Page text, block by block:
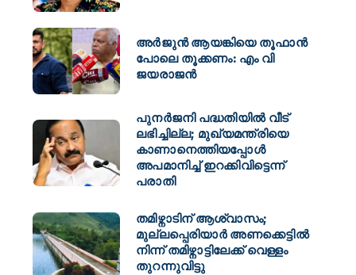
അർജുൻ ആയങ്കിയെ തൂഫാൻ
പോലെ തൂക്കണം: എം വി
ജയരാജൻ
പുനർജനി പദ്ധതിയിൽ വീട്
ലഭിച്ചില്ല; മുഖ്യമന്ത്രിയെ
കാണാനെത്തിയപ്പോൾ
അപമാനിച്ച് ഇറക്കിവിട്ടെന്ന്
പരാതി
തമിഴ്നാടിന് ആശ്വാസം;
മുല്ലപ്പെരിയാർ അണക്കെട്ടിൽ
നിന്ന് തമിഴ്നാട്ടിലേക്ക് വെള്ളം
തുറന്നുവിട്ടു